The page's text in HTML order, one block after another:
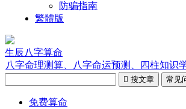
防骗指南
繁體版
生辰八字算命
八字命理测算、八字命运预测、四柱知识
 搜文章 常见
免费算命